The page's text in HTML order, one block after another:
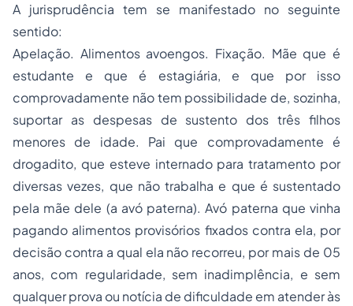
A jurisprudência tem se manifestado no seguinte
sentido:
Apelação. Alimentos avoengos. Fixação. Mãe que é
estudante e que é estagiária, e que por isso
comprovadamente não tem possibilidade de, sozinha,
suportar as despesas de sustento dos três filhos
menores de idade. Pai que comprovadamente é
drogadito, que esteve internado para tratamento por
diversas vezes, que não trabalha e que é sustentado
pela mãe dele (a avó paterna). Avó paterna que vinha
pagando alimentos provisórios fixados contra ela, por
decisão contra a qual ela não recorreu, por mais de 05
anos, com regularidade, sem inadimplência, e sem
qualquer prova ou notícia de dificuldade em atender às